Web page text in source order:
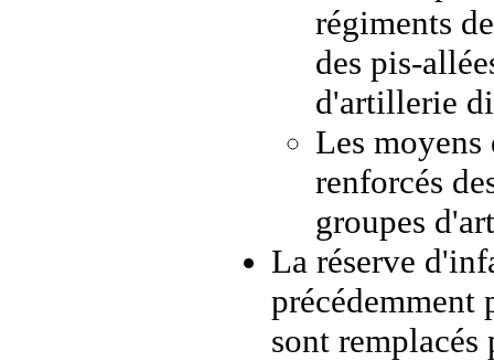
régiments
des pis-
d'artillerie
Les
renforcés
groupes
La réserve
précédemment
sont